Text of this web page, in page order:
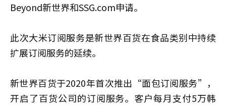
Beyond新世界和SSG.com申请。
此次大米订阅服务是新世界百货在食品类别中持续
扩展订阅服务的延续。
新世界百货于2020年首次推出“面包订阅服务”，
开启了百货公司的订阅服务。客户每月支付5万韩